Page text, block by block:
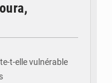
t-elle vulnérable